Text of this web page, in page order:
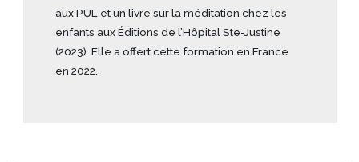
aux PUL et un livre sur la méditation chez les
enfants aux Éditions de l’Hôpital Ste-Justine
(2023). Elle a offert cette formation en France
en 2022.